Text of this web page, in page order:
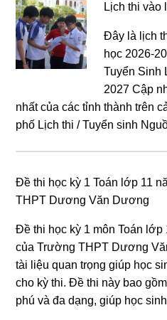
Lịch thi vào
Đây là lịch
học 2026-
Tuyển Sinh
2027 Cập
nhất của các tỉnh thành trên
phố Lịch thi / Tuyển sinh
Đề thi học kỳ 1 Toán lớp 11
THPT Dương Văn Dương
Đề thi học kỳ 1 môn Toán lớp
của Trường THPT Dương
tài liệu quan trọng giúp học
cho kỳ thi. Đề thi này bao
phú và đa dạng, giúp học